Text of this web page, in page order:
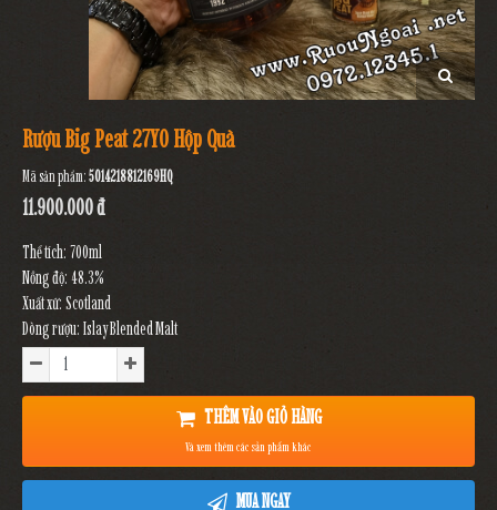
Rượu Big Peat 27YO Hộp Quà
Mã sản phẩm:5014218812169HQ
11.900.000 đ
Thể tích: 700ml
Nồng độ: 48.3%
Xuất xứ: Scotland
Dòng rượu: Islay Blended Malt
THÊM VÀO GIỎ HÀNG
Và xem thêm các sản phẩm khác
MUA NGAY